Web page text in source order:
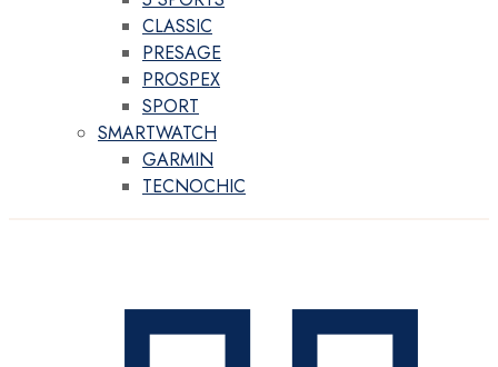
CLASSIC
PRESAGE
PROSPEX
SPORT
SMARTWATCH
GARMIN
TECNOCHIC